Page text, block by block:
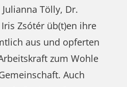
Tölly, Dr.
Iris Zsótér üb(t)en ihre
aus und opferten
zum Wohle
Auch